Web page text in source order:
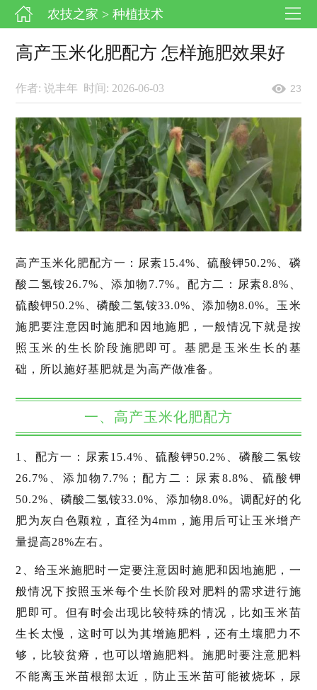
农技之家 > 种植技术
高产玉米化肥配方 怎样施肥效果好
作者: 说丰年 时间: 2026-06-03 23
高产玉米化肥配方一：尿素15.4%、硫酸钾50.2%、磷
酸二氢铵26.7%、添加物7.7%。配方二：尿素8.8%、
硫酸钾50.2%、磷酸二氢铵33.0%、添加物8.0%。玉米
施肥要注意因时施肥和因地施肥，一般情况下就是按
照玉米的生长阶段施肥即可。基肥是玉米生长的基
础，所以施好基肥就是为高产做准备。
一、高产玉米化肥配方
1、配方一：尿素15.4%、硫酸钾50.2%、磷酸二氢铵
26.7%、添加物7.7%；配方二：尿素8.8%、硫酸钾
50.2%、磷酸二氢铵33.0%、添加物8.0%。调配好的化
肥为灰白色颗粒，直径为4mm，施用后可让玉米增产
量提高28%左右。
2、给玉米施肥时一定要注意因时施肥和因地施肥，一
般情况下按照玉米每个生长阶段对肥料的需求进行施
肥即可。但有时会出现比较特殊的情况，比如玉米苗
生长太慢，这时可以为其增施肥料，还有土壤肥力不
够，比较贫瘠，也可以增施肥料。施肥时要注意肥料
不能离玉米苗根部太近，防止玉米苗可能被烧坏，尿